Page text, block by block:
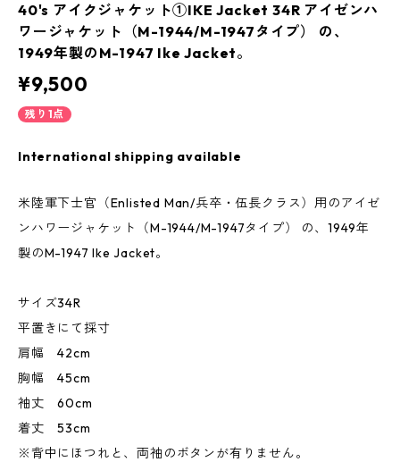
40's アイクジャケット①IKE Jacket 34R アイゼンハ
ワージャケット（M-1944/M-1947タイプ） の、
1949年製のM-1947 Ike Jacket。
¥9,500
残り1点
International shipping available
米陸軍下士官（Enlisted Man/兵卒・伍長クラス）用のアイゼ
ンハワージャケット（M-1944/M-1947タイプ） の、1949年
製のM-1947 Ike Jacket。
サイズ34R
平置きにて採寸
肩幅 42cm
胸幅 45cm
袖丈 60cm
着丈 53cm
※背中にほつれと、両袖のボタンが有りません。